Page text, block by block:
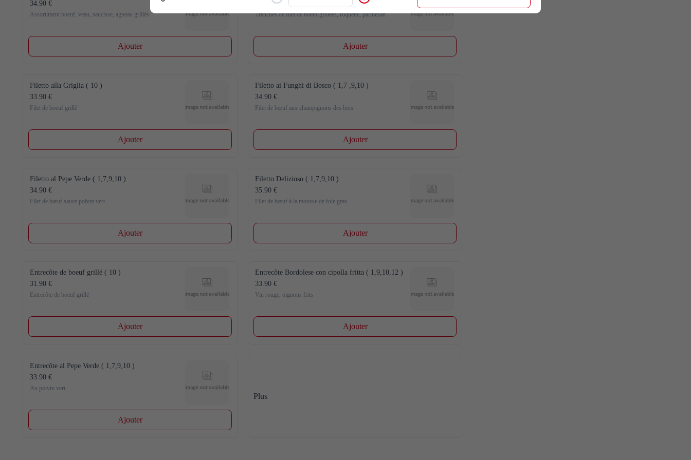
34.90 €
Assortiment boeuf, veau, saucisse, agneau grillés
Ajouter
33.90 €
Tranches de filet de boeuf grillées, roquette, parmesan
Ajouter
Filetto alla Griglia ( 10 )
33.90 €
Filet de boeuf grillé
Ajouter
Filetto ai Funghi di Bosco ( 1,7 ,9,10 )
34.90 €
Filet de bœuf aux champignons des bois
Ajouter
Filetto al Pepe Verde ( 1,7,9,10 )
34.90 €
Filet de bœuf sauce poivre vert
Ajouter
Filetto Delizioso ( 1,7,9,10 )
35.90 €
Filet de bœuf à la mousse de foie gras
Ajouter
Entrecôte de boeuf grillé ( 10 )
31.90 €
Entrecôte de boeuf grillé
Ajouter
Entrecôte Bordolese con cipolla fritta ( 1,9,10,12 )
33.90 €
Vin rouge, oignons frits
Ajouter
Entrecôte al Pepe Verde ( 1,7,9,10 )
33.90 €
Au poivre vert
Ajouter
Plus